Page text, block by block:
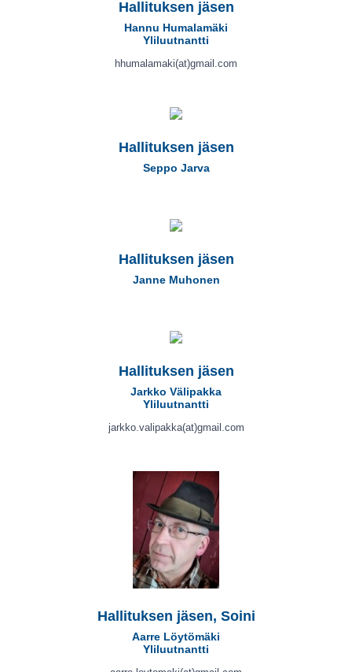
Hallituksen jäsen
Hannu Humalamäki
Yliluutnantti
hhumalamaki(at)gmail.com
Hallituksen jäsen
Seppo Jarva
Hallituksen jäsen
Janne Muhonen
Hallituksen jäsen
Jarkko Välipakka
Yliluutnantti
jarkko.valipakka(at)gmail.com
Hallituksen jäsen, Soini
Aarre Löytömäki
Yliluutnantti